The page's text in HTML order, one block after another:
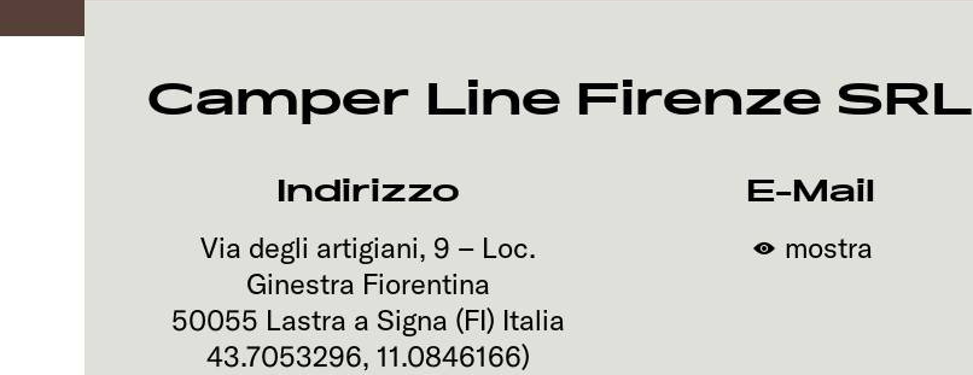
Camper Line Firenze SRL
Indirizzo
Via degli artigiani, 9 – Loc.
Ginestra Fiorentina
50055 Lastra a Signa (FI) Italia
43.7053296, 11.0846166)
E-Mail
mostra